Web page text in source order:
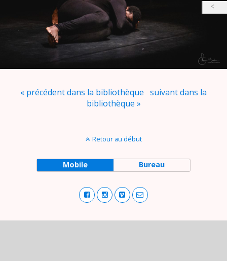
« précédent dans la bibliothèque suivant dans la
bibliothèque »
Retour au début
Mobile Bureau